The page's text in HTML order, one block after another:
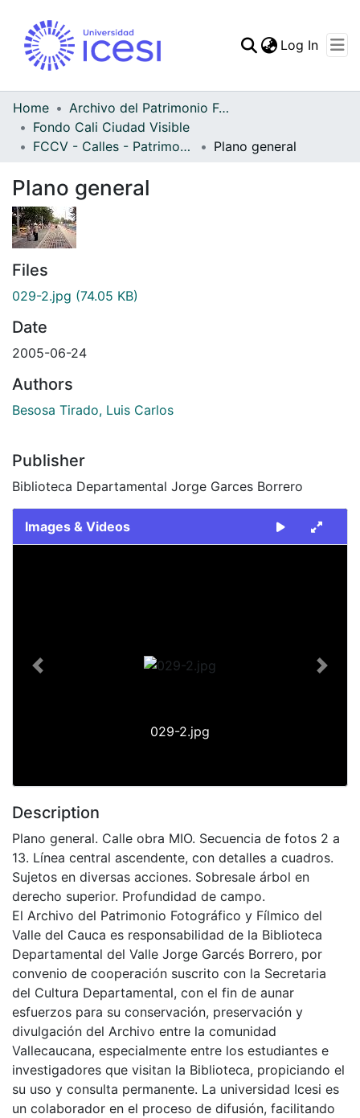
Log In
Home
Archivo del Patrimonio Fotográfico y Fílmico del Valle del Cauca
Fondo Cali Ciudad Visible
FCCV - Calles - Patrimonial
Plano general
Plano general
Files
029-2.jpg (74.05 KB)
Date
2005-06-24
Authors
Besosa Tirado, Luis Carlos
Publisher
Biblioteca Departamental Jorge Garces Borrero
Images & Videos
029-2.jpg
Previous Next
Description
Plano general. Calle obra MIO. Secuencia de fotos 2 a
13. Línea central ascendente, con detalles a cuadros.
Sujetos en diversas acciones. Sobresale árbol en
derecho superior. Profundidad de campo.
El Archivo del Patrimonio Fotográfico y Fílmico del
Valle del Cauca es responsabilidad de la Biblioteca
Departamental del Valle Jorge Garcés Borrero, por
convenio de cooperación suscrito con la Secretaria
del Cultura Departamental, con el fin de aunar
esfuerzos para su conservación, preservación y
divulgación del Archivo entre la comunidad
Vallecaucana, especialmente entre los estudiantes e
investigadores que visitan la Biblioteca, propiciando el
su uso y consulta permanente. La universidad Icesi es
un colaborador en el proceso de difusión, facilitando